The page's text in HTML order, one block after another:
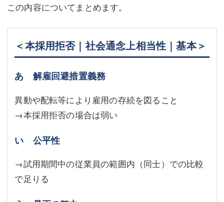
この内容についてまとめます。
＜本採用拒否｜社会通念上相当性｜基本＞
あ 解雇回避措置義務
異動や配転等により雇用の存続を図ること
→本採用拒否の場合は弱い
い 公平性
→試用期間中の従業員の範囲内（同士）での比較
で足りる